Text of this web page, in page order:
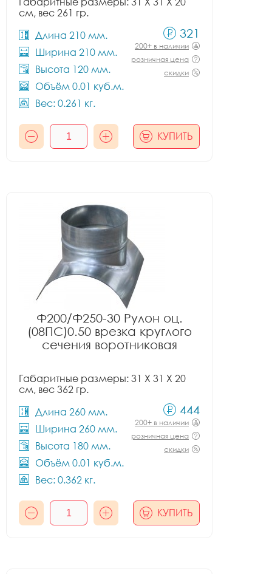
см, вес 261 гр.
Длина 210 мм.
Ширина 210 мм.
Высота 120 мм.
Объём 0.01 куб.м.
Вес: 0.261 кг.
321
200+ в наличии
розничная цена
скидки
КУПИТЬ
Ф200/Ф250-30 Рулон оц.
(08ПС)0.50 врезка круглого
сечения воротниковая
Габаритные размеры: 31 X 31 X 20
см, вес 362 гр.
Длина 260 мм.
Ширина 260 мм.
Высота 180 мм.
Объём 0.01 куб.м.
Вес: 0.362 кг.
444
200+ в наличии
розничная цена
скидки
КУПИТЬ